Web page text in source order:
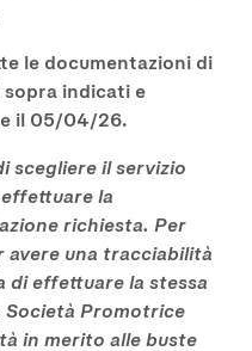
le documentazioni di
indicati e
il 05/04/26.
scegliere il servizio
la
richiesta. Per
avere una tracciabilità
di effettuare la stessa
Società Promotrice
in merito alle buste